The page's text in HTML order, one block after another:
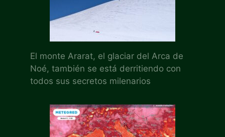
El monte Ararat, el glaciar del Arca de
Noé, también se está derritiendo con
todos sus secretos milenarios